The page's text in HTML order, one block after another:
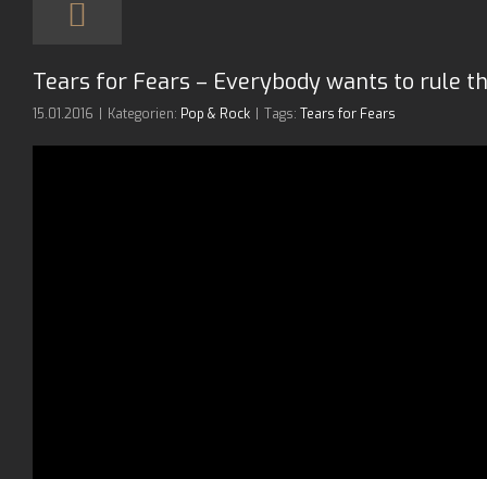
Tears for Fears – Everybody wants to rule
15.01.2016 Kategorien: Pop & Rock Tags: Tears for Fears